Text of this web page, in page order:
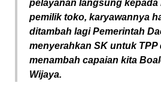
pelayanan langsung kepada
pemilik toko, karyawannya
ditambah lagi Pemerintah
menyerahkan SK untuk TPP
menambah capaian kita
Wijaya.